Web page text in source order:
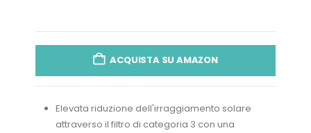
ACQUISTA SU AMAZON
Elevata riduzione dell'irraggiamento solare
attraverso il filtro di categoria 3 con una